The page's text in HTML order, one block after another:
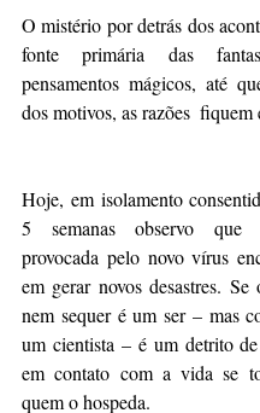
O mistério por detrás dos
fonte primária das
pensamentos mágicos, até
dos motivos, as razões  fiquem
Hoje, em isolamento
5 semanas observo que
provocada pelo novo vírus
em gerar novos desastres.
nem sequer é um ser – mas
um cientista – é um detrito
em contato com a vida se
quem o hospeda.